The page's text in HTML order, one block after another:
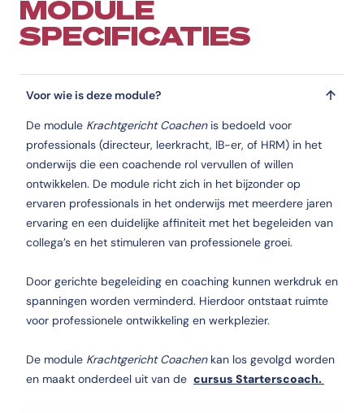
MODULE
SPECIFICATIES
Voor wie is deze module?
De module Krachtgericht Coachenis bedoeld voor
professionals (directeur, leerkracht, IB-er, of HRM) in het
onderwijs die een coachende rol vervullen of willen
ontwikkelen. De module richt zich in het bijzonder op
ervaren professionals in het onderwijs met meerdere jaren
ervaring en een duidelijke affiniteit met het begeleiden van
collega’s en het stimuleren van professionele groei.
Door gerichte begeleiding en coaching kunnen werkdruk en
spanningen worden verminderd. Hierdoor ontstaat ruimte
voor professionele ontwikkeling en werkplezier.
De module Krachtgericht Coachenkan los gevolgd worden
en maakt onderdeel uit van de cursus Starterscoach.